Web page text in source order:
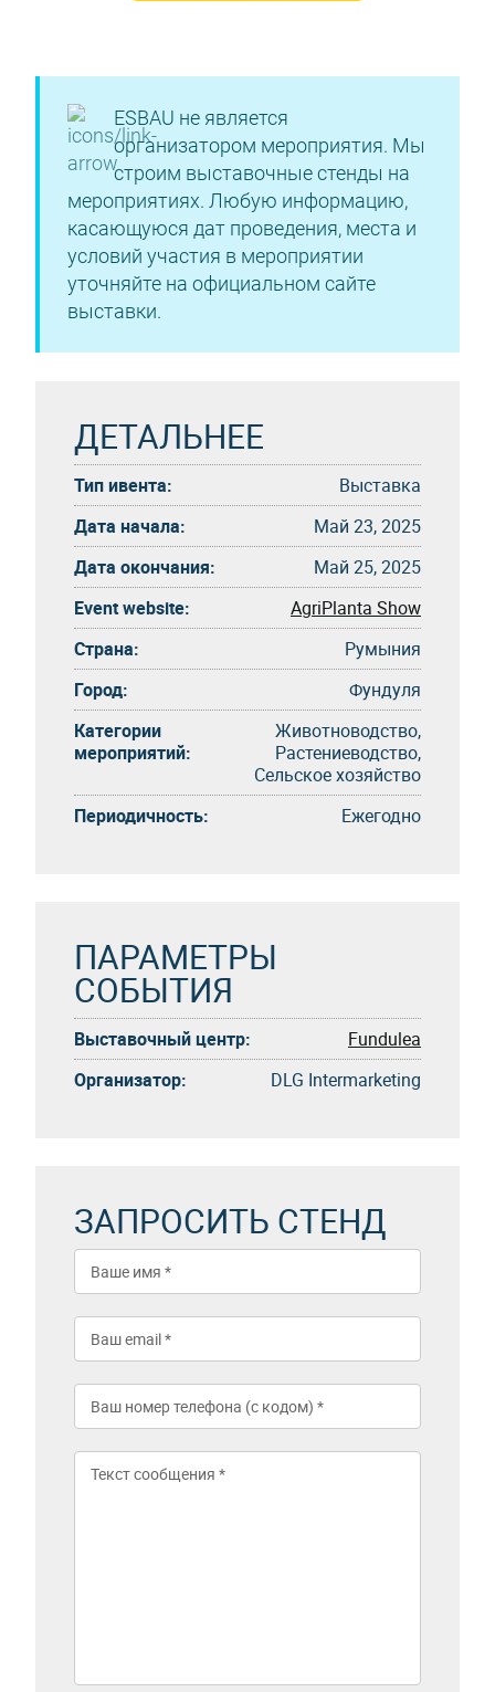
ESBAU не является
организатором мероприятия. Мы
строим выставочные стенды на
мероприятиях. Любую информацию,
касающуюся дат проведения, места и
условий участия в мероприятии
уточняйте на официальном сайте
выставки.
ДЕТАЛЬНЕЕ
Тип ивента:
Выставка
Дата начала:
Май 23, 2025
Дата окончания:
Май 25, 2025
Event website:
AgriPlanta Show
Страна:
Румыния
Город:
Фундуля
Категории
мероприятий:
Животноводство,
Растениеводство,
Сельское хозяйство
Периодичность:
Eжегоднo
ПАРАМЕТРЫ
СОБЫТИЯ
Выставочный центр:
Fundulea
Организатор:
DLG Intermarketing
ЗАПРОСИТЬ СТЕНД